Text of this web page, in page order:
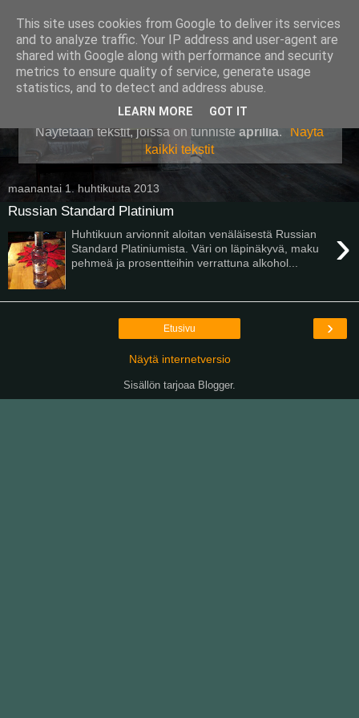
Pullollinen
Näytetään tekstit, joissa on tunniste aprilliä.
Näytä
kaikki tekstit
maanantai 1. huhtikuuta 2013
Russian Standard Platinium
›
Huhtikuun arvionnit aloitan venäläisestä Russian
Standard Platiniumista. Väri on läpinäkyvä, maku
pehmeä ja prosentteihin verrattuna alkohol...
›
Etusivu
Näytä internetversio
Sisällön tarjoaa Blogger.
This site uses cookies from Google to deliver its services
and to analyze traffic. Your IP address and user-agent are
shared with Google along with performance and security
metrics to ensure quality of service, generate usage
statistics, and to detect and address abuse.
LEARN MORE GOT IT